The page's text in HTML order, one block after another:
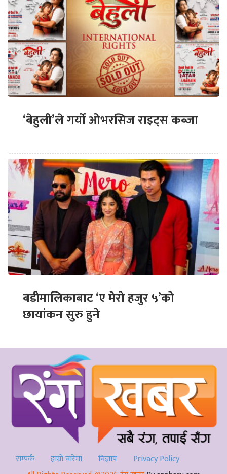
‘बेहुली’ले गर्यो ओभरसिज राइट्स कब्जा
बडीमालिकाबाट ‘ए मेरो हजुर ५’को
छायांकन सुरु हुने
सम्पर्क हाम्रो बारेमा बिज्ञाप
Privacy Policy